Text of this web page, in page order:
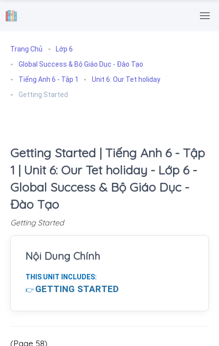
.
Trang Chủ
Lớp 6
Global Success & Bộ Giáo Dục - Đào Tạo
Tiếng Anh 6 - Tập 1
Unit 6: Our Tet holiday
Getting Started
Getting Started | Tiếng Anh 6 - Tập
1 | Unit 6: Our Tet holiday - Lớp 6 -
Global Success & Bộ Giáo Dục -
Đào Tạo
Getting Started
Nội Dung Chính
THIS UNIT INCLUDES:
👉 GETTING STARTED
(Page 58)